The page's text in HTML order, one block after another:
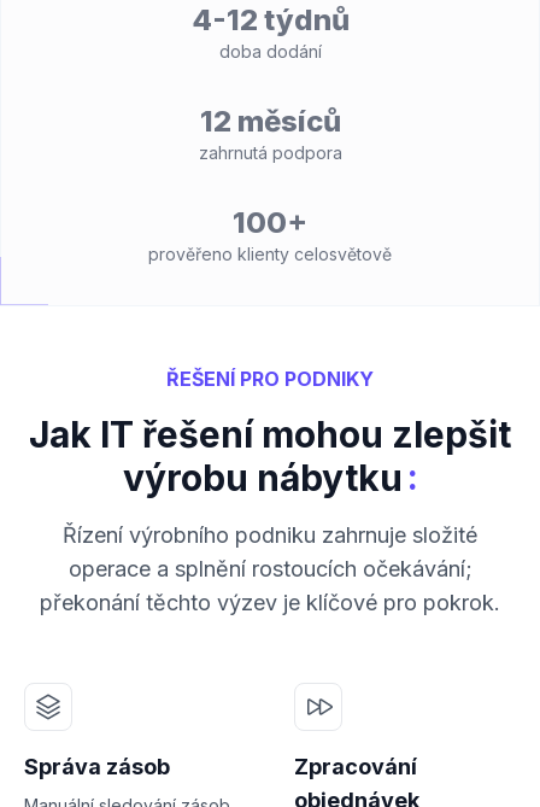
4-12 týdnů
doba dodání
12 měsíců
zahrnutá podpora
100+
prověřeno klienty celosvětově
ŘEŠENÍ PRO PODNIKY
Jak IT řešení mohou zlepšit
výrobu nábytku :
Řízení výrobního podniku zahrnuje složité
operace a splnění rostoucích očekávání;
překonání těchto výzev je klíčové pro pokrok.
Správa zásob
Zpracování
objednávek